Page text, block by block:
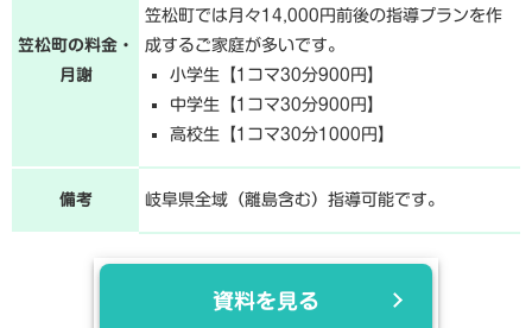
笠松町の料金・
月謝
笠松町では月々14,000円前後の指導プランを作
成するご家庭が多いです。
小学生【1コマ30分900円】
中学生【1コマ30分900円】
高校生【1コマ30分1000円】
備考 岐阜県全域（離島含む）指導可能です。
資料を見る